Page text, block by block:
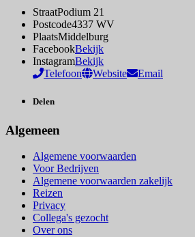
StraatPodium 21
Postcode4337 WV
PlaatsMiddelburg
FacebookBekijk
InstagramBekijk
Telefoon
Website Email
Delen
Algemeen
Algemene voorwaarden
Voor Bedrijven
Algemene voorwaarden zakelijk
Reizen
Privacy
Collega's gezocht
Over ons